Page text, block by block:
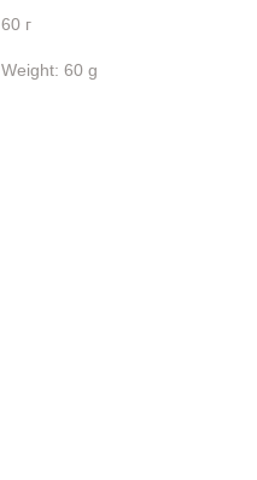
60 г
Weight: 60 g